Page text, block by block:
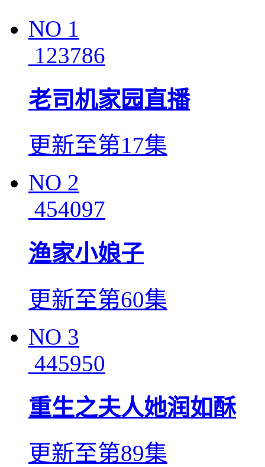
NO 1
123786
老司机家园直播
更新至第17集
NO 2
454097
渔家小娘子
更新至第60集
NO 3
445950
重生之夫人她润如酥
更新至第89集